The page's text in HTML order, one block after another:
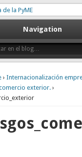
Dirección financiera
Navigation
› Internacionalización
exterior.›